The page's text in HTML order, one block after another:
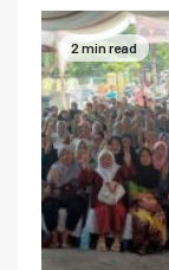
2 min read